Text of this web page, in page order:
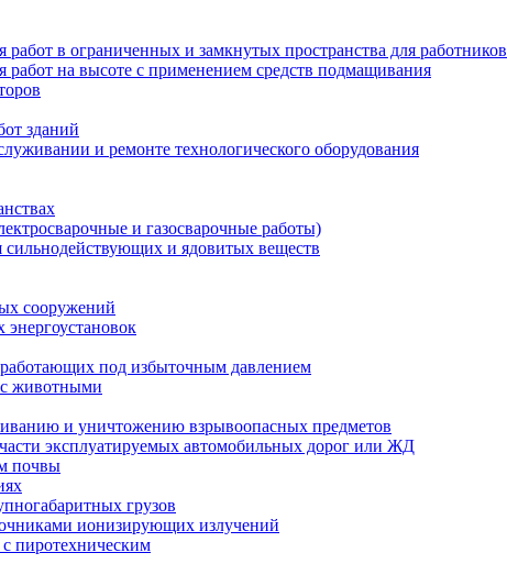
в ограниченных и замкнутых пространства для работников
на высоте с применением средств подмащивания
зданий
и ремонте технологического оборудования
и газосварочные работы)
сильнодействующих и ядовитых веществ
сооружений
работающих под избыточным давлением
с животными
и уничтожению взрывоопасных предметов
эксплуатируемых автомобильных дорог или ЖД
почвы
грузов
ионизирующих излучений
пиротехническим